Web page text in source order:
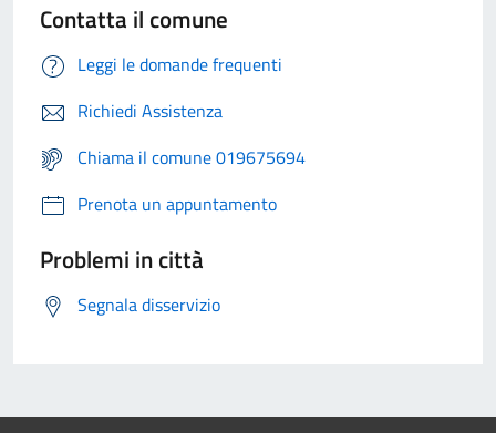
Contatta il comune
Leggi le domande frequenti
Richiedi Assistenza
Chiama il comune 019675694
Prenota un appuntamento
Problemi in città
Segnala disservizio